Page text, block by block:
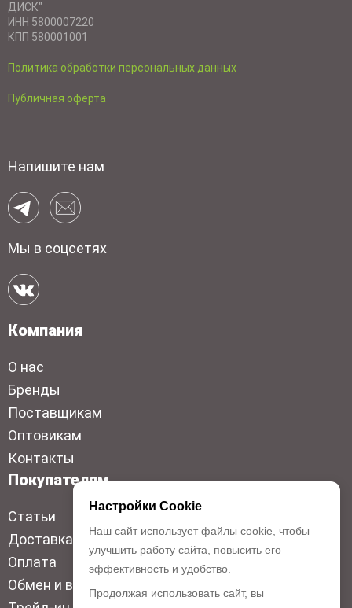
ДИСК"
ИНН 5800007220
КПП 580001001
Политика обработки персональных данных
Публичная оферта
Напишите нам
Мы в соцсетях
Компания
О нас
Бренды
Поставщикам
Оптовикам
Контакты
Покупателям
Статьи
Доставка
Оплата
Обмен и возврат
Настройки Cookie
Наш сайт использует файлы cookie, чтобы
улучшить работу сайта, повысить его
эффективность и удобство.
Продолжая использовать сайт, вы